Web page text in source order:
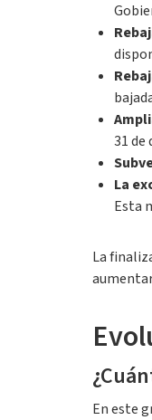
31 de
La
Esta
La
En este